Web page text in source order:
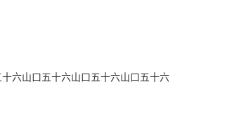
六山口五十六山口五十六山口五十六